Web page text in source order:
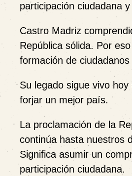
participación ciudadana
Castro Madriz
República sólida. Por
formación de
Su legado sigue vivo
forjar un mejor país.
La proclamación de la
continúa hasta nuestros
Significa asumir un
participación ciudadana.